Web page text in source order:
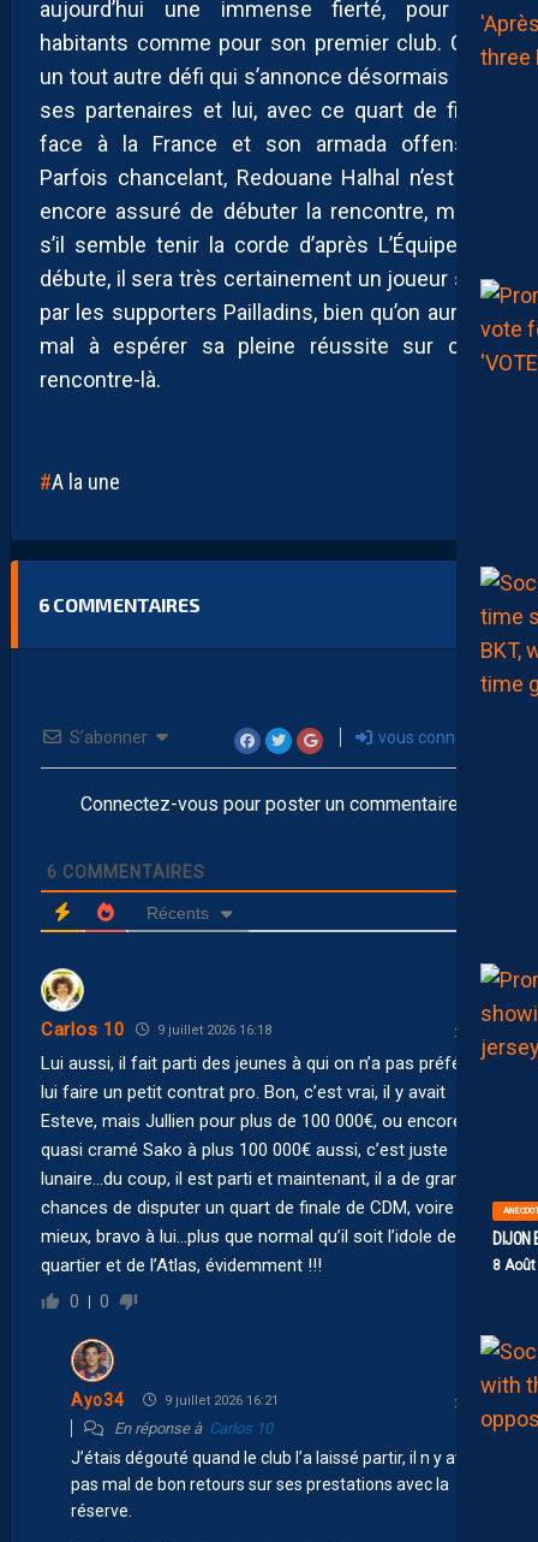
DIJON
8
aujourd’hui une immense fierté, pour les
habitants comme pour son premier club. C’est
un tout autre défi qui s’annonce désormais pour
ses partenaires et lui, avec ce quart de finale
face à la France et son armada offensive.
Parfois chancelant, Redouane Halhal n’est pas
encore assuré de débuter la rencontre, même
s’il semble tenir la corde d’après L’Équipe. S’il
débute, il sera très certainement un joueur suivi
par les supporters Pailladins, bien qu’on aura du
mal à espérer sa pleine réussite sur cette
rencontre-là.
A la une
6 COMMENTAIRES
S’abonner vous connecter
Connectez-vous pour poster un commentaire
6 COMMENTAIRES
Récents
Carlos 10 9 juillet 2026 16:18
Lui aussi, il fait parti des jeunes à qui on n’a pas préféré
lui faire un petit contrat pro. Bon, c’est vrai, il y avait
Esteve, mais Jullien pour plus de 100 000€, ou encore le
quasi cramé Sako à plus 100 000€ aussi, c’est juste
lunaire…du coup, il est parti et maintenant, il a de grandes
chances de disputer un quart de finale de CDM, voire
mieux, bravo à lui…plus que normal qu’il soit l’idole de son
quartier et de l’Atlas, évidemment !!!
0 0
Ayo34 9 juillet 2026 16:21
En réponse à Carlos 10
J’étais dégouté quand le club l’a laissé partir, il n y avait
pas mal de bon retours sur ses prestations avec la
réserve.